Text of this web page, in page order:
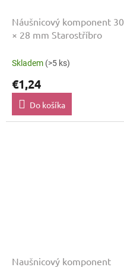
Náušnicový komponent 30
× 28 mm Starostříbro
Skladem (>5 ks)
€1,24
Do košíka
Naušnicový komponent